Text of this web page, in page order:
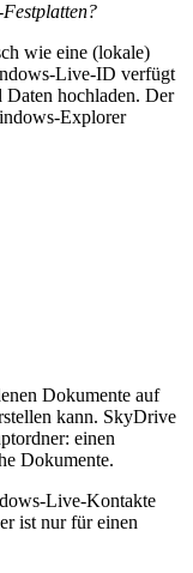
wie eine (lokale)
Live-ID verfügt
Daten hochladen. Der
Explorer
Dokumente auf
kann. SkyDrive
einen
Dokumente.
Live-Kontakte
ist nur für einen